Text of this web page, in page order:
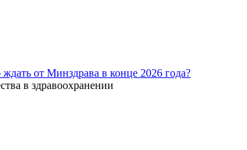
от Минздрава в конце 2026 года?
в здравоохранении